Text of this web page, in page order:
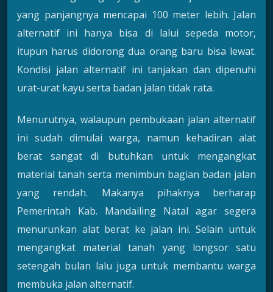
yang panjangnya mencapai 100 meter lebih. Jalan
alternatif ini hanya bisa di lalui sepeda motor,
itupun harus didorong dua orang baru bisa lewat.
Kondisi jalan alternatif ini tanjakan dan dipenuhi
urat-urat kayu serta badan jalan tidak rata.
Menurutnya, walaupun pembukaan jalan alternatif
ini sudah dimulai warga, namun kehadiran alat
berat sangat di butuhkan untuk mengangkat
material tanah serta menimbun bagian badan jalan
yang rendah. Makanya pihaknya berharap
Pemerintah Kab. Mandailing Natal agar segera
menurunkan alat berat ke jalan ini. Selain untuk
mengangkat material tanah yang longsor satu
setengah bulan lalu juga untuk membantu warga
membuka jalan alternatif.